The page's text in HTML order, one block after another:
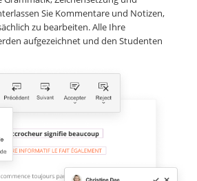
Sie Kommentare und Notizen,
zu bearbeiten. Alle Ihre
aufgezeichnet und den Studenten